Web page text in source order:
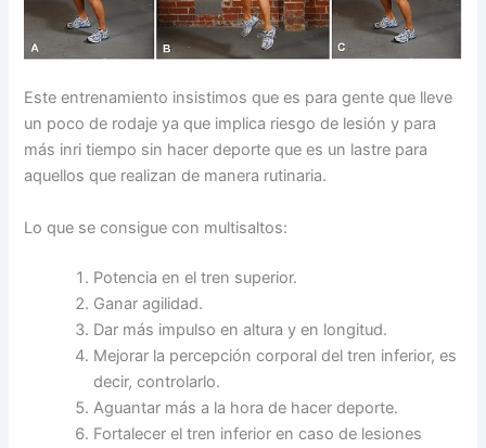
Este entrenamiento insistimos que es para gente que lleve
un poco de rodaje ya que implica riesgo de lesión y para
más inri tiempo sin hacer deporte que es un lastre para
aquellos que realizan de manera rutinaria.
Lo que se consigue con multisaltos:
Potencia en el tren superior.
Ganar agilidad.
Dar más impulso en altura y en longitud.
Mejorar la percepción corporal del tren inferior, es
decir, controlarlo.
Aguantar más a la hora de hacer deporte.
Fortalecer el tren inferior en caso de lesiones